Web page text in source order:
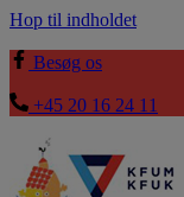
Hop til indholdet
Besøg os
+45 20 16 24 11